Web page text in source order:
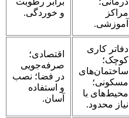
مراکز
آموزشی.
و خوردگی.
دفاتر کاری
کوچک؛
ساختمان‌های
مسکونی؛
محیط‌های با
نیاز محدود.
اقتصادی؛
صرفه‌جویی
در فضا؛ نصب
و استفاده
آسان.